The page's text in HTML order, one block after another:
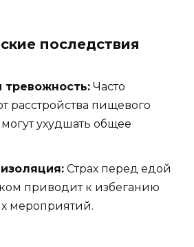
последствия
тревожность: Часто
расстройства пищевого
ухудшать общее
Страх перед едой
приводит к избеганию
мероприятий.